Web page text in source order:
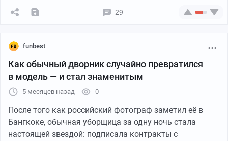
Приветствую! Продолжаю цикл историй, которые
произошли со мной на прошлой неделе
29
funbest
Как обычный дворник случайно превратился
в модель — и стал знаменитым
5 месяцев назад 0
После того как российский фотограф заметил её в
Бангкоке, обычная уборщица за одну ночь стала
настоящей звездой: подписала контракты с